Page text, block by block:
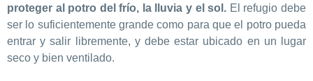
proteger al potro del frío, la lluvia y el sol. El refugio debe
ser lo suficientemente grande como para que el potro pueda
entrar y salir libremente, y debe estar ubicado en un lugar
seco y bien ventilado.